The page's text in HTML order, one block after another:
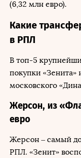
(6,32 млн евро).
Какие
в РПЛ
В топ-5
покупки «Зенита»
московского
Жерсон, из
евро
Жерсон – самый
РПЛ. «Зенит»